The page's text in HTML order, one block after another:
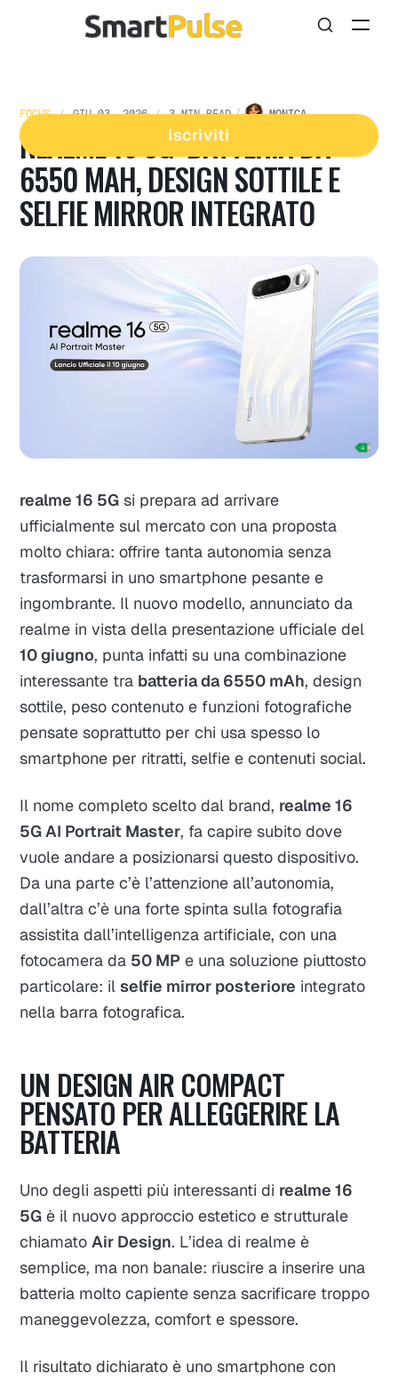
Iscriviti
FOCUS GIU 03, 2026 3 MIN READ MONICA
REALME 16 5G: BATTERIA DA
6550 MAH, DESIGN SOTTILE E
SELFIE MIRROR INTEGRATO
realme 16 5G si prepara ad arrivare
ufficialmente sul mercato con una proposta
molto chiara: offrire tanta autonomia senza
trasformarsi in uno smartphone pesante e
ingombrante. Il nuovo modello, annunciato da
realme in vista della presentazione ufficiale del
10 giugno, punta infatti su una combinazione
interessante tra batteria da 6550 mAh, design
sottile, peso contenuto e funzioni fotografiche
pensate soprattutto per chi usa spesso lo
smartphone per ritratti, selfie e contenuti social.
Il nome completo scelto dal brand, realme 16
5G AI Portrait Master, fa capire subito dove
vuole andare a posizionarsi questo dispositivo.
Da una parte c’è l’attenzione all’autonomia,
dall’altra c’è una forte spinta sulla fotografia
assistita dall’intelligenza artificiale, con una
fotocamera da 50 MP e una soluzione piuttosto
particolare: ilselfie mirror posteriore integrato
nella barra fotografica.
UN DESIGN AIR COMPACT
PENSATO PER ALLEGGERIRE LA
BATTERIA
Uno degli aspetti più interessanti di realme 16
5G è il nuovo approccio estetico e strutturale
chiamatoAir Design. L’idea di realme è
semplice, ma non banale: riuscire a inserire una
batteria molto capiente senza sacrificare troppo
maneggevolezza, comfort e spessore.
Il risultato dichiarato è uno smartphone con